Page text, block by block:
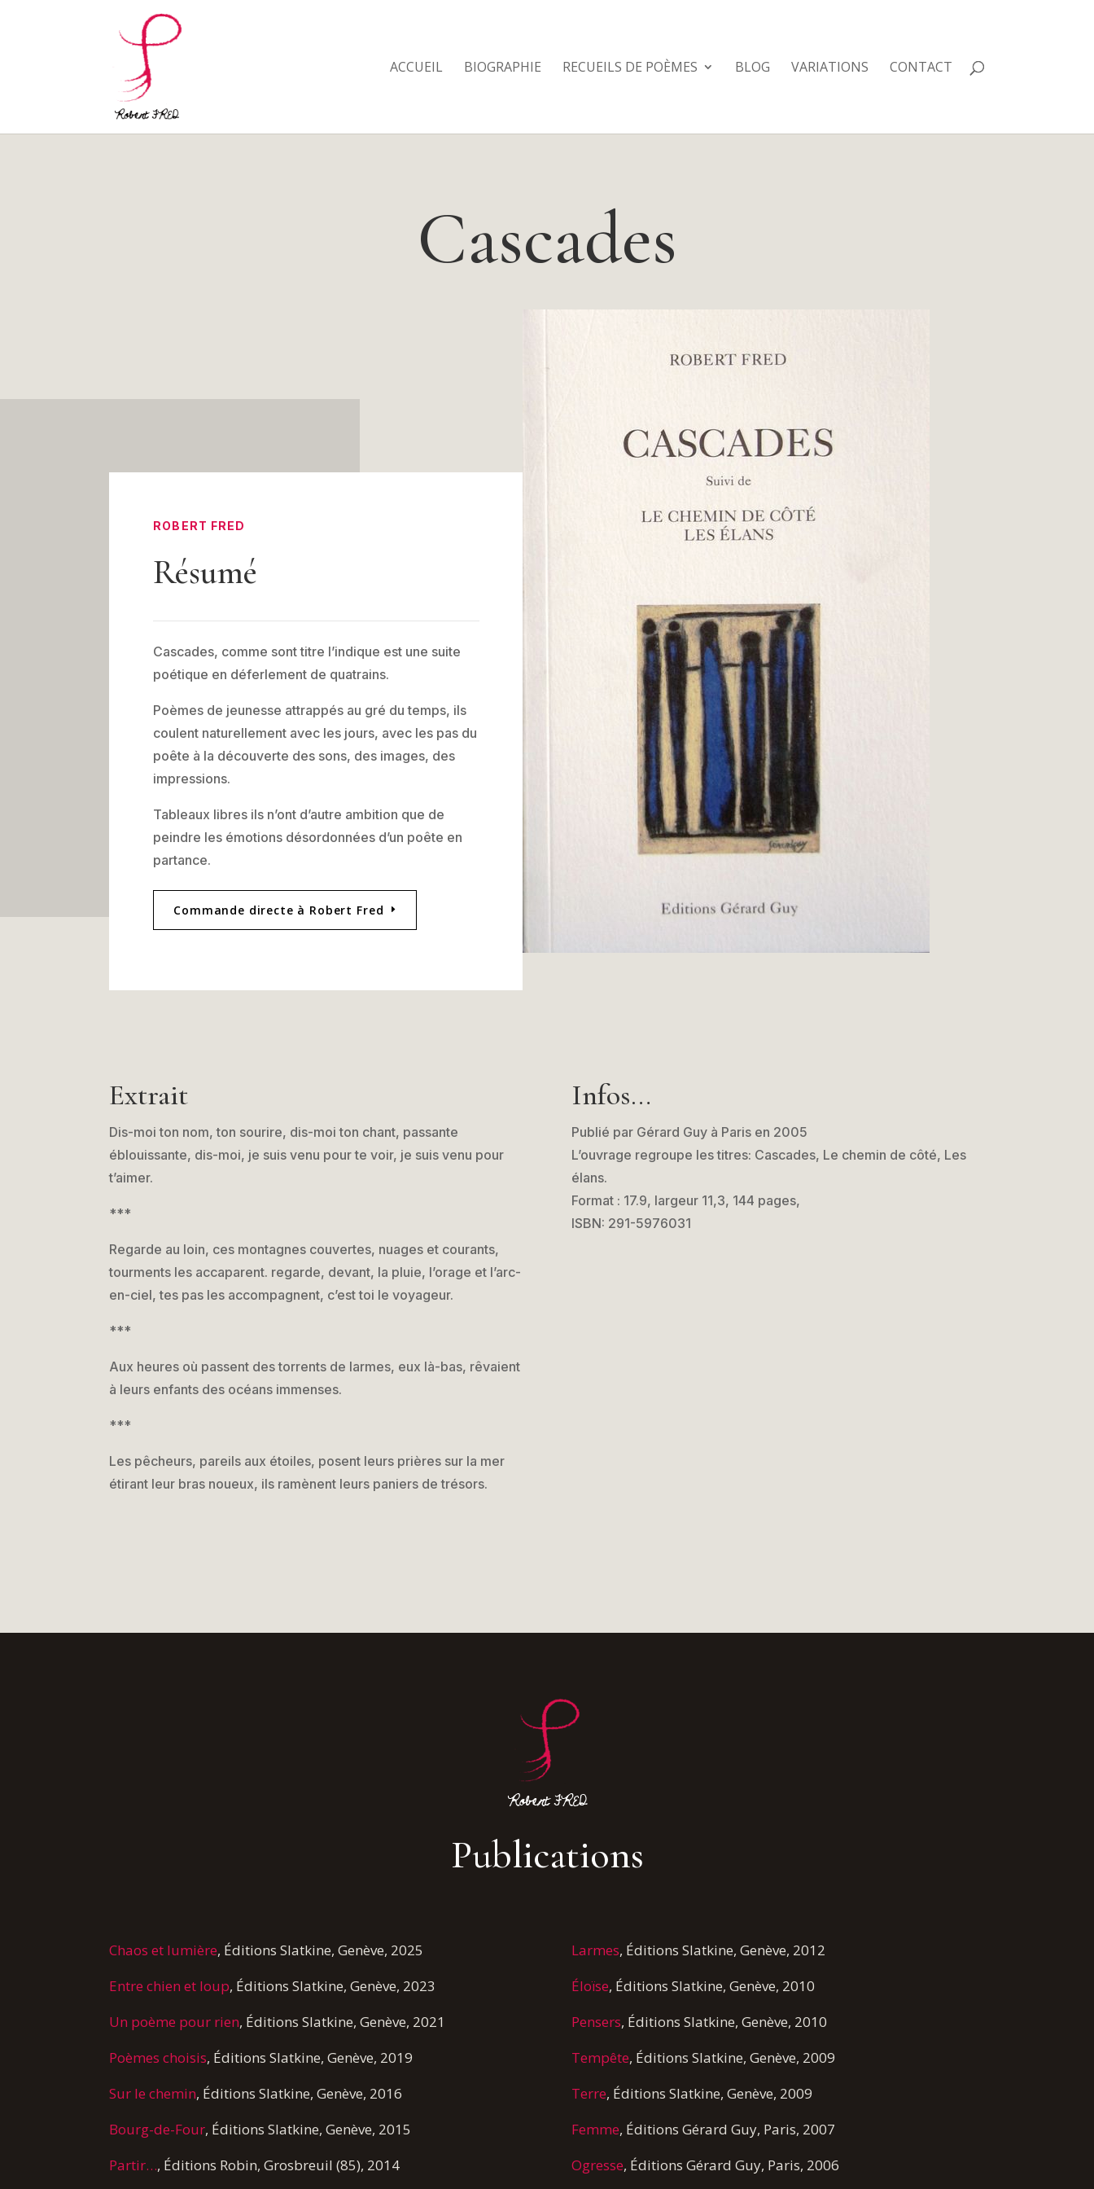
ACCUEIL BIOGRAPHIE RECUEILS DE POÈMES BLOG VARIATIONS CONTACT
Cascades
ROBERT FRED
Résumé
Cascades, comme sont titre l’indique est une suite
poétique en déferlement de quatrains.
Poèmes de jeunesse attrappés au gré du temps, ils
coulent naturellement avec les jours, avec les pas du
poête à la découverte des sons, des images, des
impressions.
Tableaux libres ils n’ont d’autre ambition que de
peindre les émotions désordonnées d’un poête en
partance.
Commande directe à Robert Fred
Extrait
Dis-moi ton nom, ton sourire, dis-moi ton chant, passante
éblouissante, dis-moi, je suis venu pour te voir, je suis venu pour
t’aimer.
***
Regarde au loin, ces montagnes couvertes, nuages et courants,
tourments les accaparent. regarde, devant, la pluie, l’orage et l’arc-
en-ciel, tes pas les accompagnent, c’est toi le voyageur.
***
Aux heures où passent des torrents de larmes, eux là-bas, rêvaient
à leurs enfants des océans immenses.
***
Les pêcheurs, pareils aux étoiles, posent leurs prières sur la mer
étirant leur bras noueux, ils ramènent leurs paniers de trésors.
Infos…
Publié par Gérard Guy à Paris en 2005
L’ouvrage regroupe les titres: Cascades, Le chemin de côté, Les
élans.
Format : 17.9, largeur 11,3, 144 pages,
ISBN: 291-5976031
Publications
Chaos et lumière, Éditions Slatkine, Genève, 2025
Entre chien et loup, Éditions Slatkine, Genève, 2023
Un poème pour rien, Éditions Slatkine, Genève, 2021
Poèmes choisis, Éditions Slatkine, Genève, 2019
Sur le chemin, Éditions Slatkine, Genève, 2016
Bourg-de-Four, Éditions Slatkine, Genève, 2015
Partir…, Éditions Robin, Grosbreuil (85), 2014
Larmes, Éditions Slatkine, Genève, 2012
Éloïse, Éditions Slatkine, Genève, 2010
Pensers, Éditions Slatkine, Genève, 2010
Tempête, Éditions Slatkine, Genève, 2009
Terre, Éditions Slatkine, Genève, 2009
Femme, Éditions Gérard Guy, Paris, 2007
Ogresse, Éditions Gérard Guy, Paris, 2006